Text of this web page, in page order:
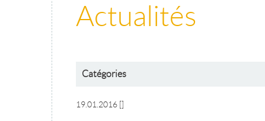
Actualités
Catégories
19.01.2016 []